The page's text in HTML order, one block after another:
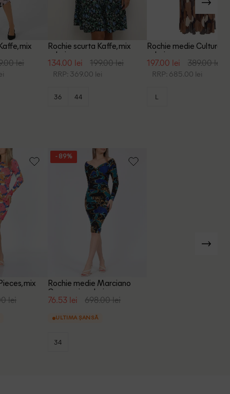
mix
lei
Rochie scurta Kaffe, mix
culori
134.00 lei 199.00 lei
RRP: 369.00 lei
36 44
Rochie medie Culture,
culori
197.00 lei 389.00 lei
RRP: 685.00 lei
L
mix
lei
- 89%
Rochie medie Marciano
Guess, mix culori
76.53 lei 698.00 lei
ULTIMA ȘANSĂ
34